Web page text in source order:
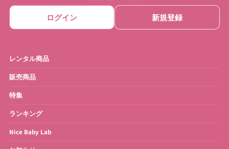
ログイン 新規登録
レンタル商品
販売商品
特集
ランキング
Nice Baby Lab